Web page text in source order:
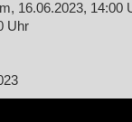
16.06.2023, 14:00
Uhr